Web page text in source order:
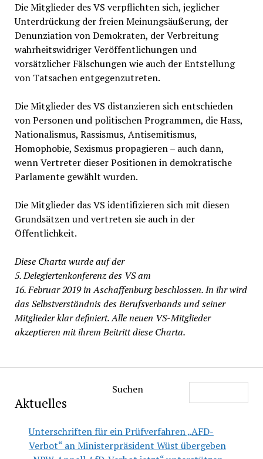
Die Mitglieder des VS verpflichten sich, jeglicher
Unterdrückung der freien Meinungsäußerung, der
Denunziation von Demokraten, der Verbreitung
wahrheitswidriger Veröffentlichungen und
vorsätzlicher Fälschungen wie auch der Entstellung
von Tatsachen entgegenzutreten.
Die Mitglieder des VS distanzieren sich entschieden
von Personen und politischen Programmen, die Hass,
Nationalismus, Rassismus, Antisemitismus,
Homophobie, Sexismus propagieren – auch dann,
wenn Vertreter dieser Positionen in demokratische
Parlamente gewählt wurden.
Die Mitglieder das VS identifizieren sich mit diesen
Grundsätzen und vertreten sie auch in der
Öffentlichkeit.
Diese Charta wurde auf der
5. Delegiertenkonferenz des VS am
16. Februar 2019 in Aschaffenburg beschlossen. In ihr wird
das Selbstverständnis des Berufsverbands und seiner
Mitglieder klar definiert. Alle neuen VS-Mitglieder
akzeptieren mit ihrem Beitritt diese Charta.
Suchen
Aktuelles
Unterschriften für ein Prüfverfahren „AFD-
Verbot“ an Ministerpräsident Wüst übergeben